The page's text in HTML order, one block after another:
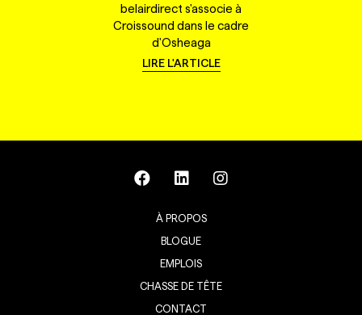
belairdirect s'associe à
Croissound dans le cadre
d'Osheaga
LIRE L'ARTICLE
À PROPOS
BLOGUE
EMPLOIS
CHASSE DE TÊTE
CONTACT